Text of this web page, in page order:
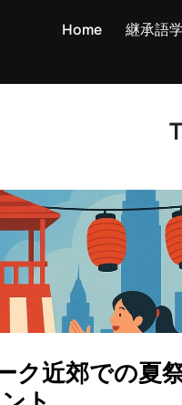
Home 継承語
ク近郊での夏